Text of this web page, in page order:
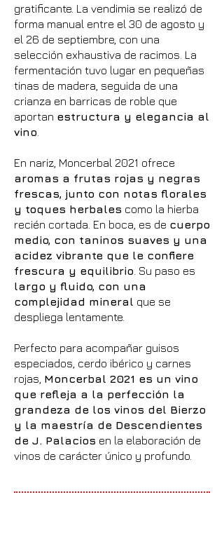
gratificante. La vendimia se realizó de
forma manual entre el 30 de agosto y
el 26 de septiembre, con una
selección exhaustiva de racimos. La
fermentación tuvo lugar en pequeñas
tinas de madera, seguida de una
crianza en barricas de roble que
aportan estructura y elegancia al
vino
En nariz, Moncerbal 2021 ofrece
aromas a frutas rojas y negras
frescas, junto con notas florales
y toques herbales como la hierba
recién cortada. En boca, es de cuerpo
medio, con taninos suaves y una
acidez vibrante que le confiere
frescura y equilibrio . Su paso es
largo y fluido, con una
complejidad mineral que se
despliega lentamente.
Perfecto para acompañar guisos
especiados, cerdo ibérico y carnes
rojas, Moncerbal 2021 es un vino
que refleja a la perfección la
grandeza de los vinos del Bierzo
y la maestría de Descendientes
de J. Palacios en la elaboración de
vinos de carácter único y profundo.